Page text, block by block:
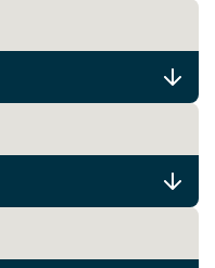
und New York